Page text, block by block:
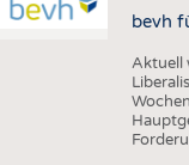
bevh
Aktuell